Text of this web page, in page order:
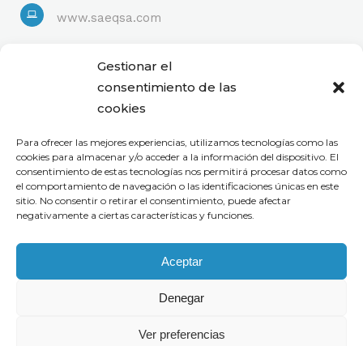
Gestionar el
consentimiento de las
cookies
Para ofrecer las mejores experiencias, utilizamos tecnologías como las
cookies para almacenar y/o acceder a la información del dispositivo. El
consentimiento de estas tecnologías nos permitirá procesar datos como
el comportamiento de navegación o las identificaciones únicas en este
sitio. No consentir o retirar el consentimiento, puede afectar
negativamente a ciertas características y funciones.
Aceptar
Denegar
Ver preferencias
www.saeqsa.com
Linkedin